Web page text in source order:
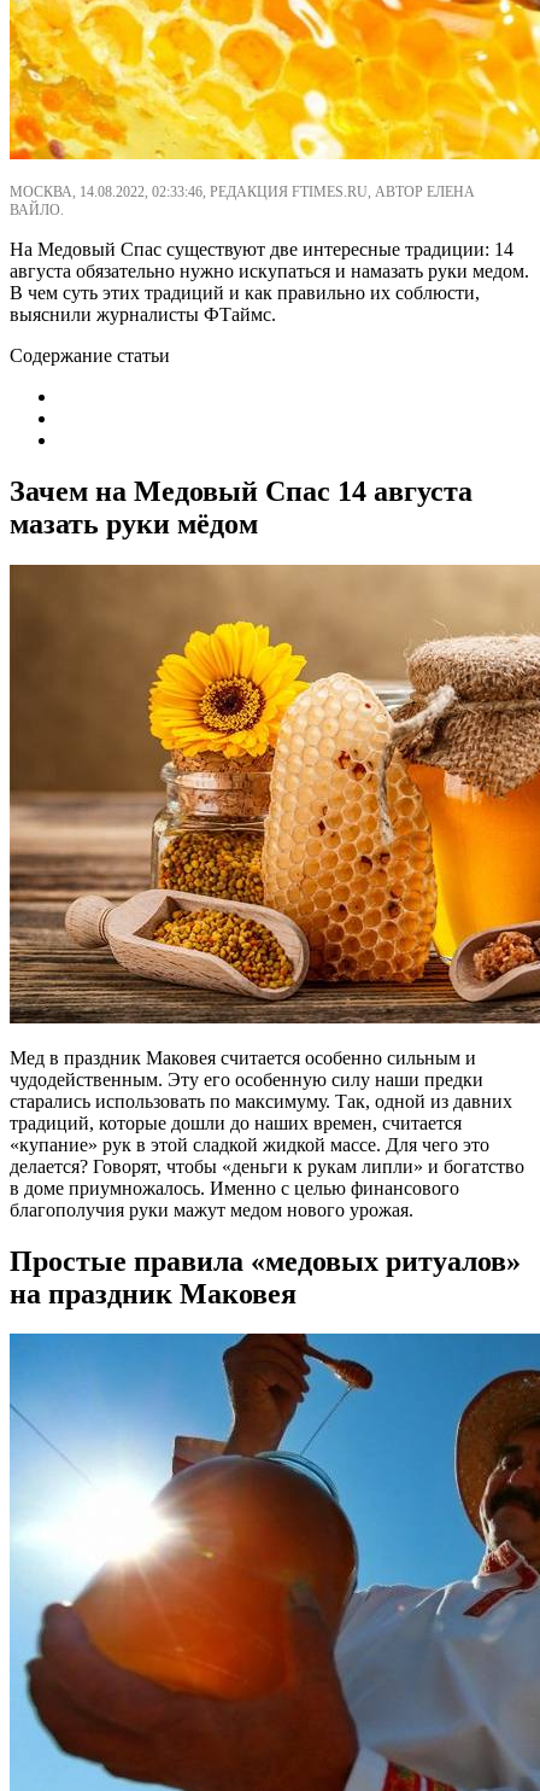
МОСКВА, 14.08.2022, 02:33:46, РЕДАКЦИЯ FTIMES.RU, АВТОР ЕЛЕНА
ВАЙЛО.
На Медовый Спас существуют две интересные традиции: 14
августа обязательно нужно искупаться и намазать руки медом.
В чем суть этих традиций и как правильно их соблюсти,
выяснили журналисты ФТаймс.
Содержание статьи
Зачем на Медовый Спас 14 августа
мазать руки мёдом
Мед в праздник Маковея считается особенно сильным и
чудодейственным. Эту его особенную силу наши предки
старались использовать по максимуму. Так, одной из давних
традиций, которые дошли до наших времен, считается
«купание» рук в этой сладкой жидкой массе. Для чего это
делается? Говорят, чтобы «деньги к рукам липли» и богатство
в доме приумножалось. Именно с целью финансового
благополучия руки мажут медом нового урожая.
Простые правила «медовых ритуалов»
на праздник Маковея